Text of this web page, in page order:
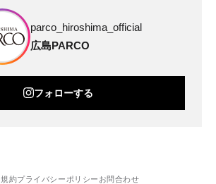
parco_hiroshima_official
広島PARCO
フォローする
規約プライバシーポリシー お問合わせ